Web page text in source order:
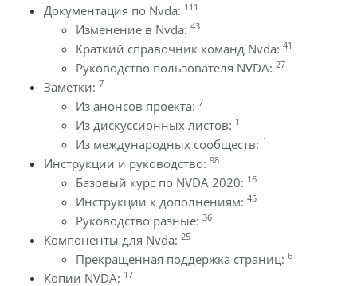
Документация по Nvda: 111
Изменение в Nvda: 43
Краткий справочник команд Nvda: 41
Руководство пользователя NVDA: 27
Заметки: 7
Из анонсов проекта: 7
Из дискуссионных листов: 1
Из международных сообществ: 1
Инструкции и руководство: 98
Базовый курс по NVDA 2020: 16
Инструкции к дополнениям: 45
Руководство разные: 36
Компоненты для Nvda: 25
Прекращенная поддержка страниц: 6
Копии NVDA: 17